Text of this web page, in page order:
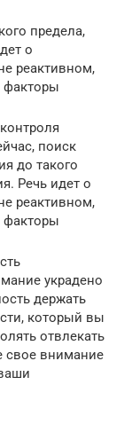
предела,
о
реактивном,
факторы
поиск
до такого
Речь идет о
реактивном,
факторы
украдено
держать
который вы
отвлекать
свое внимание